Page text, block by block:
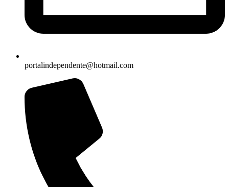
portalindependente@hotmail.com